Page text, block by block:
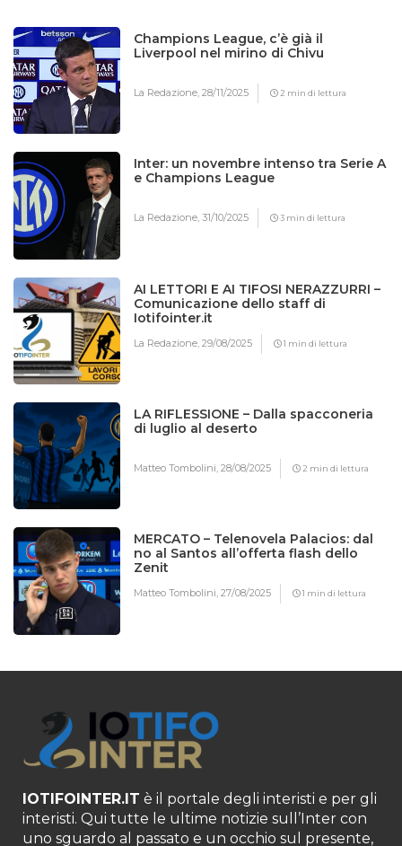
Champions League, c’è già il
Liverpool nel mirino di Chivu
La Redazione,28/11/2025 2 min di lettura
Inter: un novembre intenso tra Serie A
e Champions League
La Redazione,31/10/2025 3 min di lettura
AI LETTORI E AI TIFOSI NERAZZURRI –
Comunicazione dello staff di
Iotifointer.it
La Redazione,29/08/2025 1 min di lettura
LA RIFLESSIONE – Dalla spacconeria
di luglio al deserto
Matteo Tombolini,28/08/2025 2 min di lettura
MERCATO – Telenovela Palacios: dal
no al Santos all’offerta flash dello
Zenit
Matteo Tombolini,27/08/2025 1 min di lettura
IOTIFOINTER.IT è il portale degli interisti e per gli
interisti. Qui tutte le ultime notizie sull’Inter con
uno sguardo al passato e un occhio sul presente,